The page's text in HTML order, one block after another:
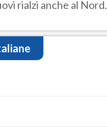
rialzi anche al Nord.